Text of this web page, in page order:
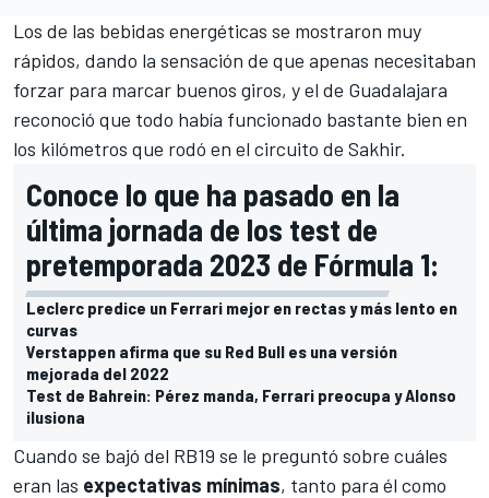
Los de las bebidas energéticas se mostraron muy
rápidos, dando la sensación de que apenas necesitaban
forzar para marcar buenos giros, y el de Guadalajara
reconoció que todo había funcionado bastante bien en
los kilómetros que rodó en el circuito de Sakhir.
Conoce lo que ha pasado en la
última jornada de los test de
pretemporada 2023 de Fórmula 1:
Leclerc predice un Ferrari mejor en rectas y más lento en
curvas
Verstappen afirma que su Red Bull es una versión
mejorada del 2022
Test de Bahrein: Pérez manda, Ferrari preocupa y Alonso
ilusiona
Cuando se bajó del RB19 se le preguntó sobre cuáles
eran las expectativas mínimas, tanto para él como